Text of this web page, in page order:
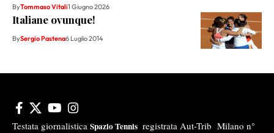
ByTommaso Vitali1 Giugno 2026
Italiane ovunque!
BySergio Pastena6 Luglio 2014
Testata giornalistica Spazio Tennis registrata Aut-Trib Milano n°